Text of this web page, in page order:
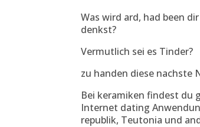
Was wird ard, had been
denkst?
Vermutlich sei es Tinder?
zu handen diese nachste
Bei keramiken findest du
Internet dating
republik, Teutonia und